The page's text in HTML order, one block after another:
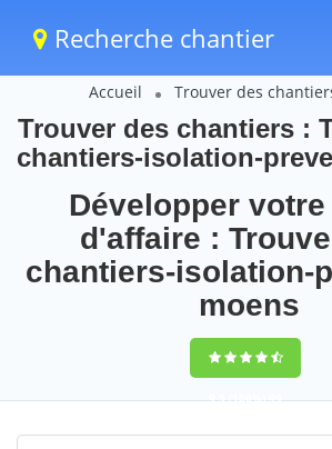
Recherche chantier
Accueil Trouver des
Trouver des chantiers :
chantiers-isolation-
Développer
d'affaire :
chantiers-isolation-
moens
9,5(100%)99
votes